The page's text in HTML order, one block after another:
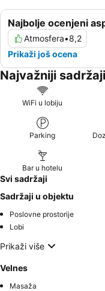
Najbolje ocenjeni
Atmosfera•8,2
Prikaži još ocena
Najvažniji sadržaji
WiFi u lobiju
Parking
Bar u hotelu
Svi sadržaji
Sadržaji u objektu
Poslovne prostorije
Lobi
Prikaži više
Velnes
Masaža